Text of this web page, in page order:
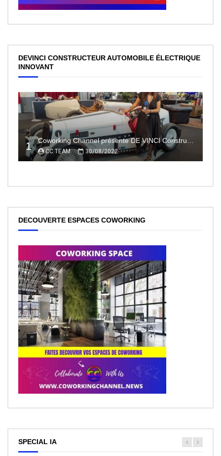
DEVINCI CONSTRUCTEUR AUTOMOBILE ÉLECTRIQUE
INNOVANT
1 Coworking Channel présente DE VINCI Constructeur automobile électrique innovant 100% made In France
CC TEAM 30/08/2022
DECOUVERTE ESPACES COWORKING
SPECIAL IA